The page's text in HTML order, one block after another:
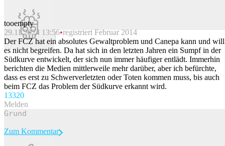
Beitrag melden
tooempty
29.11.2024 13:56 registriert Februar 2014
Der FCZ hat ein absolutes Gewaltproblem und Canepa kann und will
es nicht begreifen. Da hat sich in den letzten Jahren ein Sumpf in der
Südkurve entwickelt, der sich nun immer häufiger entlädt. Immerhin
berichten die Medien mittlerweile mehr darüber, aber ich befürchte,
dass es erst zu Schwerverletzten oder Toten kommen muss, bis auch
beim FCZ das Problem der Südkurve erkannt wird.
13320
Melden
Zum Kommentar